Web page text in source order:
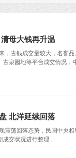
母大钱再升温
，古钱成交量较大，名誉
泉园地等平台成交情况，
北洋延续回落
震荡回落态势，民国中央
成交状况进行整理...